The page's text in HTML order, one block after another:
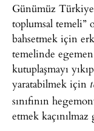
Günümüz
toplumsal temeli”
bahsetmek için
temelinde egemen
kutuplaşmayı
yaratabilmek için
sınıfının
etmek